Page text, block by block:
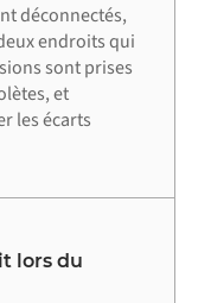
déconnectés,
endroits qui
sont prises
et
les écarts
lors du